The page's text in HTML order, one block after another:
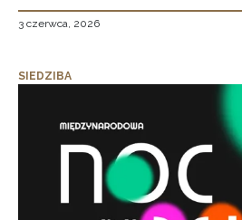
3 czerwca, 2026
SIEDZIBA